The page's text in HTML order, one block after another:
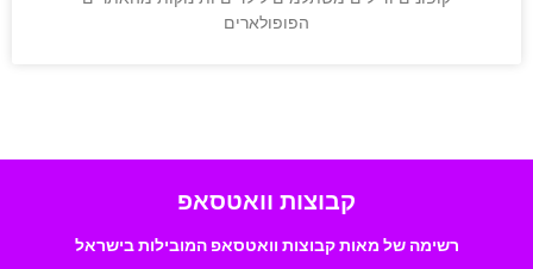
הפופולארים
קבוצות וואטסאפ
רשימה של מאות קבוצות וואטסאפ המובילות בישראל